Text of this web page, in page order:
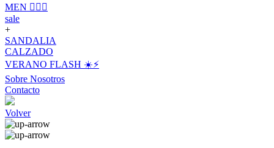
MEN 🙋🏽‍♂️
sale
+
SANDALIA
CALZADO
VERANO FLASH ☀️⚡️
Sobre Nosotros
Contacto
Volver